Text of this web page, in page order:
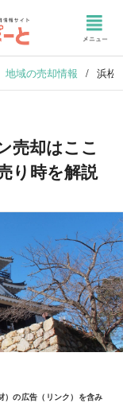
地域の売却情報 / 浜松
売却はここ
り時を解説
）の広告（リンク）を含み